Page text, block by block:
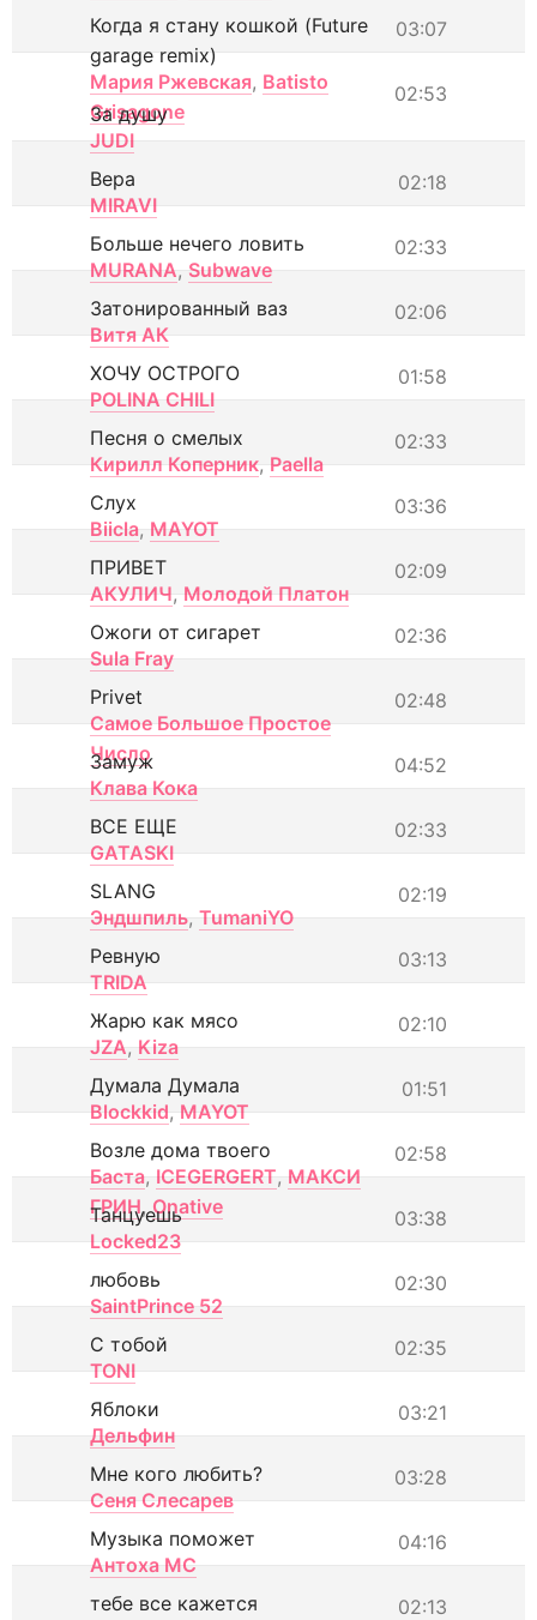
03:07
Когда я стану кошкой (Future
garage remix)
Мария Ржевская, Batisto
Grisagone
02:53
За душу
JUDI
02:18
Вера
MIRAVI
02:33
Больше нечего ловить
MURANA, Subwave
02:06
Затонированный ваз
Витя АК
01:58
ХОЧУ ОСТРОГО
POLINA CHILI
02:33
Песня о смелых
Кирилл Коперник, Paella
03:36
Слух
Biicla, MAYOT
02:09
ПРИВЕТ
АКУЛИЧ, Молодой Платон
02:36
Ожоги от сигарет
Sula Fray
02:48
Privet
Самое Большое Простое
Число
04:52
Замуж
Клава Кока
02:33
ВСЕ ЕЩЕ
GATASKI
02:19
SLANG
Эндшпиль, TumaniYO
03:13
Ревную
TRIDA
02:10
Жарю как мясо
JZA, Kiza
01:51
Думала Думала
Blockkid, MAYOT
02:58
Возле дома твоего
Баста, ICEGERGERT, МАКСИ
ГРИН, Onative 03:38
Танцуешь
Locked23
02:30
любовь
SaintPrince 52
02:35
С тобой
TONI
03:21
Яблоки
Дельфин
03:28
Мне кого любить?
Сеня Слесарев
04:16
Музыка поможет
Антоха МС
02:13
тебе все кажется